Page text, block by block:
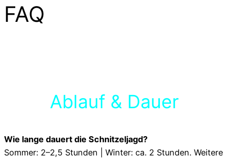
FAQ
Ablauf & Dauer
Wie lange dauert die Schnitzeljagd?
Sommer: 2–2,5 Stunden | Winter: ca. 2 Stunden. Weitere